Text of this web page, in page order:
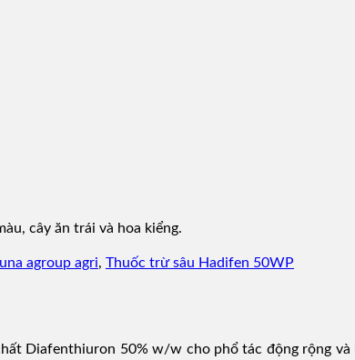
cây ăn trái và hoa kiểng.
luna agroup agri, Thuốc trừ sâu Hadifen 50WP
Diafenthiuron 50% w/w cho phổ tác động rộng và